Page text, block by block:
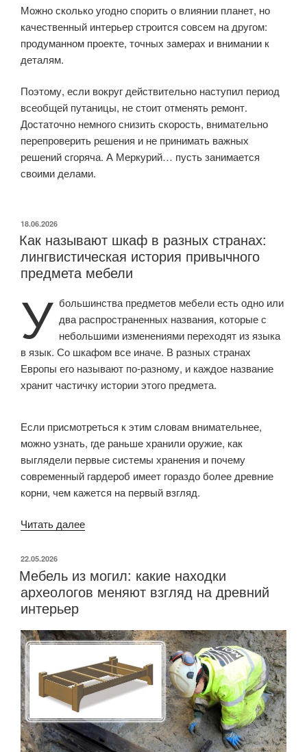
Можно сколько угодно спорить о влиянии планет, но
качественный интерьер строится совсем на другом:
продуманном проекте, точных замерах и внимании к
деталям.
Поэтому, если вокруг действительно наступил период
всеобщей путаницы, не стоит отменять ремонт.
Достаточно немного снизить скорость, внимательно
перепроверить решения и не принимать важных
решений сгоряча. А Меркурий… пусть занимается
своими делами.
ОПУБЛИКОВАНО
18.06.2026
Как называют шкаф в разных странах:
лингвистическая история привычного
предмета мебели
У большинства предметов мебели есть одно или
два распространенных названия, которые с
небольшими изменениями переходят из языка
в язык. Со шкафом все иначе. В разных странах
Европы его называют по-разному, и каждое название
хранит частичку истории этого предмета.
Если присмотреться к этим словам внимательнее,
можно узнать, где раньше хранили оружие, как
выглядели первые системы хранения и почему
современный гардероб имеет гораздо более древние
корни, чем кажется на первый взгляд.
Читать далее
разных
история
привычного
предмета
мебели»
ОПУБЛИКОВАНО
22.05.2026
Мебель из могил: какие находки
археологов меняют взгляд на древний
интерьер